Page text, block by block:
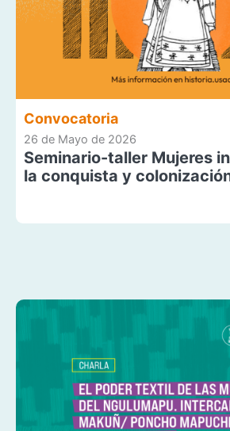
Convocatoria
26 de Mayo de 2026
Seminario-taller Mujeres
la conquista y